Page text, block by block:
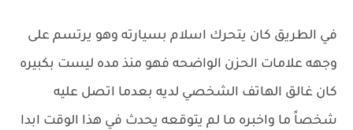
في الطريق كان يتحرك اسلام بسيارته وهو يرتسم على
وجهه علامات الحزن الواضحه فهو منذ مده ليست بكبيره
كان غالق الهاتف الشخصي لديه بعدما اتصل عليه
شخصاً ما واخبره ما لم يتوقعه يحدث في هذا الوقت ابدا